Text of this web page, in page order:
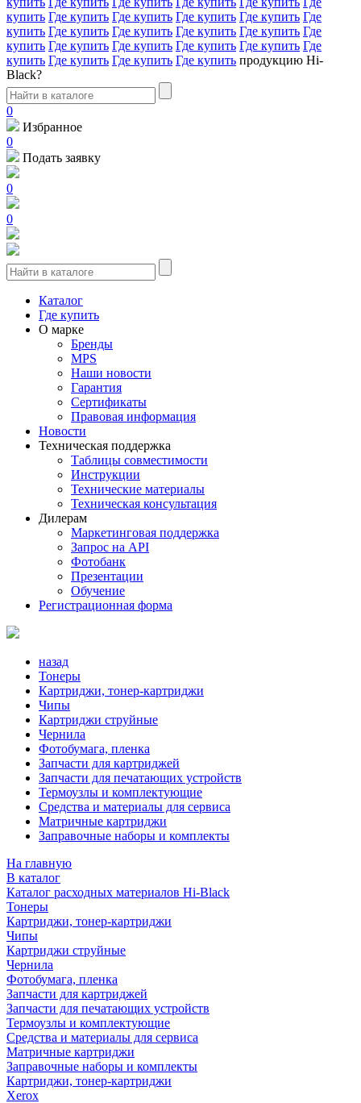
купить Где купить Где купить Где купить Где купить Где
купить Где купить Где купить Где купить Где купить Где
купить Где купить Где купить Где купить Где купить Где
купить Где купить Где купить Где купить продукцию Hi-
Black?
0
Избранное
0
Подать заявку
0
0
Каталог
Где купить
О марке
Бренды
MPS
Наши новости
Гарантия
Сертификаты
Правовая информация
Новости
Техническая поддержка
Таблицы совместимости
Инструкции
Технические материалы
Техническая консультация
Дилерам
Маркетинговая поддержка
Запрос на API
Фотобанк
Презентации
Обучение
Регистрационная форма
назад
Тонеры
Картриджи, тонер-картриджи
Чипы
Картриджи струйные
Чернила
Фотобумага, пленка
Запчасти для картриджей
Запчасти для печатающих устройств
Термоузлы и комплектующие
Средства и материалы для сервиса
Матричные картриджи
Заправочные наборы и комплекты
На главную
В каталог
Каталог расходных материалов Hi-Black
Тонеры
Картриджи, тонер-картриджи
Чипы
Картриджи струйные
Чернила
Фотобумага, пленка
Запчасти для картриджей
Запчасти для печатающих устройств
Термоузлы и комплектующие
Средства и материалы для сервиса
Матричные картриджи
Заправочные наборы и комплекты
Картриджи, тонер-картриджи
Xerox